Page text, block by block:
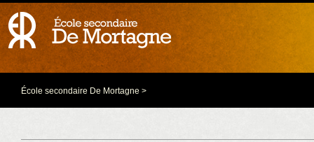
École secondaire De Mortagne >